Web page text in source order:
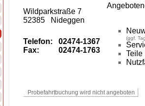
Wildparkstraße 7
52385 Nideggen
Telefon: 02474-1367
Fax:
02474-1763
(ggf.
Teile